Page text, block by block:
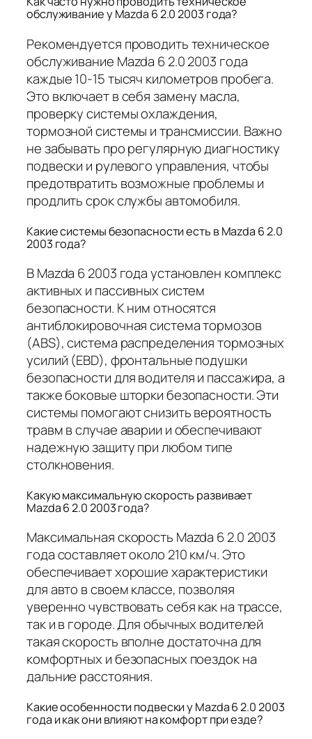
обслуживание у Mazda 6 2.0 2003 года?
Рекомендуется проводить техническое
обслуживание Mazda 6 2.0 2003 года
каждые 10-15 тысяч километров пробега.
Это включает в себя замену масла,
проверку системы охлаждения,
тормозной системы и трансмиссии. Важно
не забывать про регулярную диагностику
подвески и рулевого управления, чтобы
предотвратить возможные проблемы и
продлить срок службы автомобиля.
Какие системы безопасности есть в Mazda 6 2.0
2003 года?
В Mazda 6 2003 года установлен комплекс
активных и пассивных систем
безопасности. К ним относятся
антиблокировочная система тормозов
(ABS), система распределения тормозных
усилий (EBD), фронтальные подушки
безопасности для водителя и пассажира, а
также боковые шторки безопасности. Эти
системы помогают снизить вероятность
травм в случае аварии и обеспечивают
надежную защиту при любом типе
столкновения.
Какую максимальную скорость развивает
Mazda 6 2.0 2003 года?
Максимальная скорость Mazda 6 2.0 2003
года составляет около 210 км/ч. Это
обеспечивает хорошие характеристики
для авто в своем классе, позволяя
уверенно чувствовать себя как на трассе,
так и в городе. Для обычных водителей
такая скорость вполне достаточна для
комфортных и безопасных поездок на
дальние расстояния.
Какие особенности подвески у Mazda 6 2.0 2003
года и как они влияют на комфорт при езде?